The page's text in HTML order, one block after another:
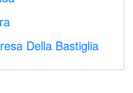
Della Bastiglia